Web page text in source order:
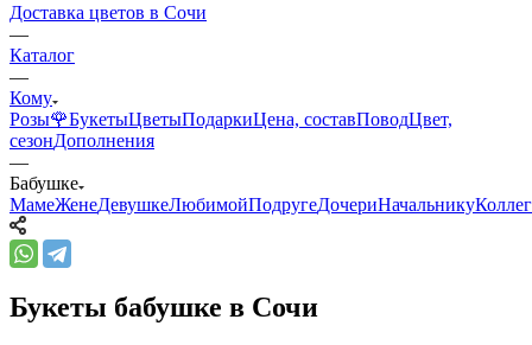
Доставка цветов в Сочи
—
Каталог
—
Кому
Розы🌹БукетыЦветыПодаркиЦена, составПоводЦвет,
сезонДополнения
—
Бабушке
МамеЖенеДевушкеЛюбимойПодругеДочериНачальнику
Букеты бабушке в Сочи